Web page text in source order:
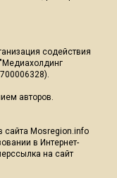
содействия
авторов.
сайта Mosregion.info
в Интернет-
на сайт